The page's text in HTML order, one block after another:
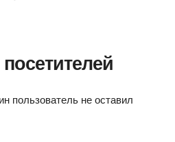
пользователь не оставил